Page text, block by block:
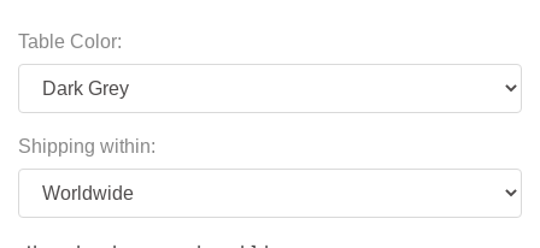
Table Color:
Shipping within: